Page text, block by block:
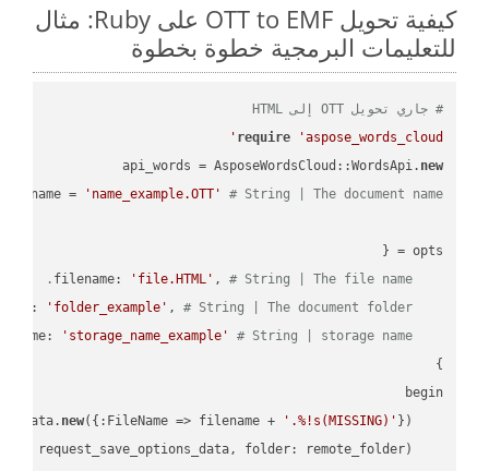
كيفية تحويل OTT to EMF على Ruby: مثال
للتعليمات البرمجية خطوة بخطوة
# جاري تحويل OTT إلى HTML
require
'aspose_words_cloud'
api_words = AsposeWordsCloud::WordsApi. new
name =
'name_example.OTT' # String | The document name.
    filename:
'file.HTML' , # String | The file name.
    folder:
'folder_example' , # String | The document folder.
    storage_name:
'storage_name_example'
# String | storage name.
new({:FileName => filename +
'.%!s(MISSING)'